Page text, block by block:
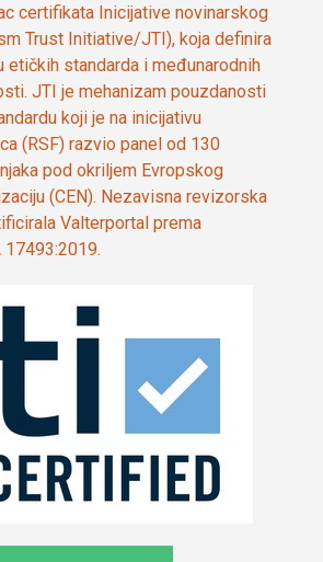
certifikata Inicijative novinarskog
Trust Initiative/JTI), koja definira
etičkih standarda i međunarodnih
JTI je mehanizam pouzdanosti
koji je na inicijativu
(RSF) razvio panel od 130
pod okriljem Evropskog
(CEN). Nezavisna revizorska
Valterportal prema
17493:2019.